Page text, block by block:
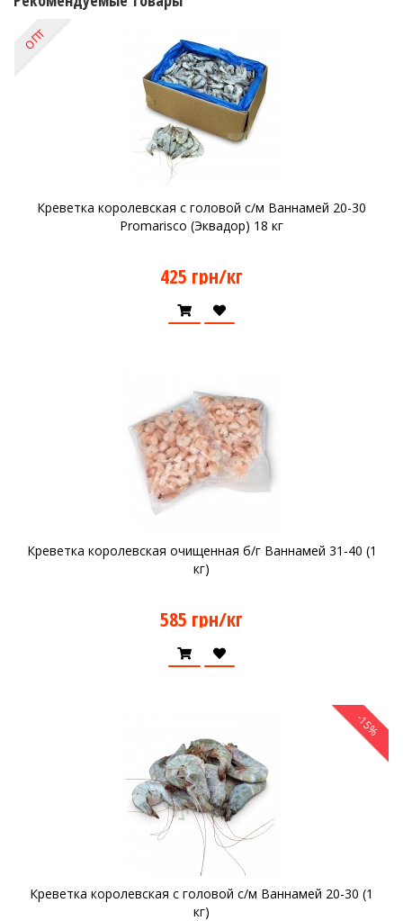
ОПТ
Креветка королевская с головой с/м Ваннамей 20-30
Promarisco (Эквадор) 18 кг
425 грн/кг
Креветка королевская очищенная б/г Ваннамей 31-40 (1
кг)
585 грн/кг
-15%
Креветка королевская с головой с/м Ваннамей 20-30 (1
кг)